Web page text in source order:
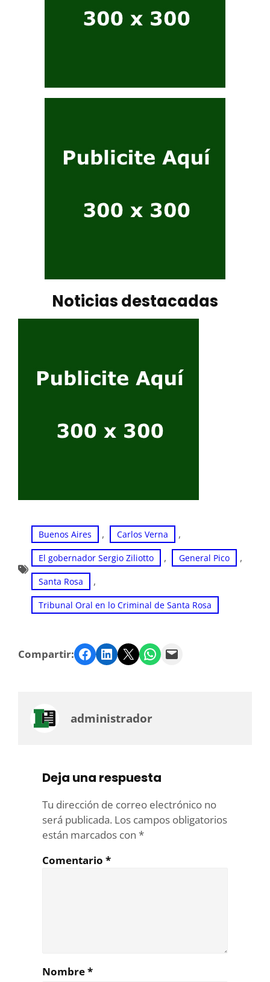
Noticias destacadas
Buenos Aires , Carlos Verna ,
El gobernador Sergio Ziliotto , General Pico ,
Santa Rosa ,
Tribunal Oral en lo Criminal de Santa Rosa
Compartir: Facebook LinkedIn Twitter WhatsApp Email
administrador
Deja una respuesta
Tu dirección de correo electrónico no
será publicada. Los campos obligatorios
están marcados con *
Comentario *
Nombre*